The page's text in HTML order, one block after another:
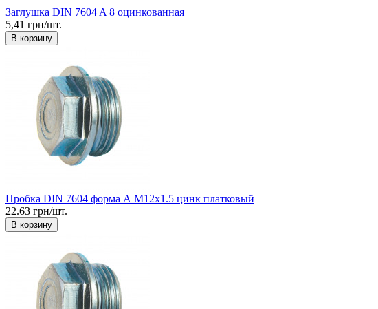
Заглушка DIN 7604 A 8 оцинкованная
5,41 грн/шт.
В корзину
Пробка DIN 7604 форма А М12x1.5 цинк платковый
22.63 грн/шт.
В корзину